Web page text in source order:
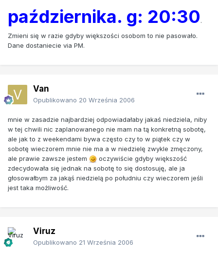
października. g: 20:30.
Zmieni się w razie gdyby większości osobom to nie pasowało.
Dane dostaniecie via PM.
Van
Opublikowano 20 Września 2006
mnie w zasadzie najbardziej odpowiadałaby jakaś niedziela, niby
w tej chwili nic zaplanowanego nie mam na tą konkretną sobotę,
ale jak to z weekendami bywa często czy to w piątek czy w
sobotę wieczorem mnie nie ma a w niedzielę zwykle zmęczony,
ale prawie zawsze jestem
oczywiście gdyby większość
zdecydowała się jednak na sobotę to się dostosuję, ale ja
głosowałbym za jakąś niedzielą po południu czy wieczorem jeśli
jest taka możliwość.
Viruz
Opublikowano 21 Września 2006